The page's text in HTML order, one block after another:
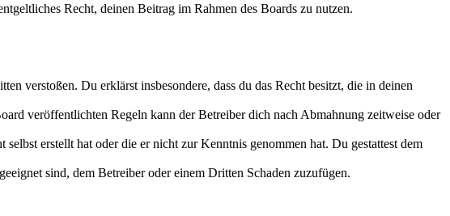
Recht, deinen Beitrag im Rahmen des Boards zu nutzen.
verstoßen. Du erklärst insbesondere, dass du das Recht besitzt, die in deinen
veröffentlichten Regeln kann der Betreiber dich nach Abmahnung zeitweise oder
erstellt hat oder die er nicht zur Kenntnis genommen hat. Du gestattest dem
sind, dem Betreiber oder einem Dritten Schaden zuzufügen.